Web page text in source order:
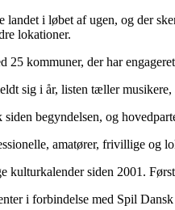
landet i løbet af ugen, og der
lokationer.
25 kommuner, der har
sig i år, listen tæller
begyndelsen, og
amatører, frivillige og
kulturkalender siden 2001.
i forbindelse med Spil